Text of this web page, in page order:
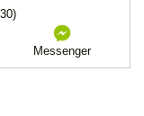
Messenger